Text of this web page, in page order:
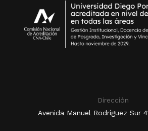
Dirección
Avenida Manuel Rodríguez Sur